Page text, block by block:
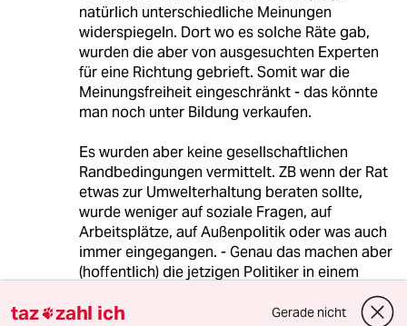
natürlich unterschiedliche Meinungen
widerspiegeln. Dort wo es solche Räte gab,
wurden die aber von ausgesuchten Experten
für eine Richtung gebrieft. Somit war die
Meinungsfreiheit eingeschränkt - das könnte
man noch unter Bildung verkaufen.
Es wurden aber keine gesellschaftlichen
Randbedingungen vermittelt. ZB wenn der Rat
etwas zur Umwelterhaltung beraten sollte,
wurde weniger auf soziale Fragen, auf
Arbeitsplätze, auf Außenpolitik oder was auch
immer eingegangen. - Genau das machen aber
(hoffentlich) die jetzigen Politiker in einem
Aushandelprozess mit den WählerInnen oder
Parteien. Und das ist die Demokratie.
taz zahl ich Gerade nicht